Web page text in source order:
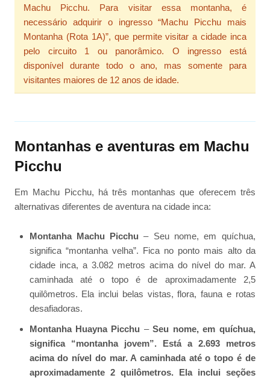
Machu Picchu. Para visitar essa montanha, é
necessário adquirir o ingresso “Machu Picchu mais
Montanha (Rota 1A)”, que permite visitar a cidade inca
pelo circuito 1 ou panorâmico. O ingresso está
disponível durante todo o ano, mas somente para
visitantes maiores de 12 anos de idade.
Montanhas e aventuras em Machu
Picchu
Em Machu Picchu, há três montanhas que oferecem três
alternativas diferentes de aventura na cidade inca:
Montanha Machu Picchu – Seu nome, em quíchua,
significa “montanha velha”. Fica no ponto mais alto da
cidade inca, a 3.082 metros acima do nível do mar. A
caminhada até o topo é de aproximadamente 2,5
quilômetros. Ela inclui belas vistas, flora, fauna e rotas
desafiadoras.
Montanha Huayna Picchu –Seu nome, em quíchua,
significa “montanha jovem”. Está a 2.693 metros
acima do nível do mar. A caminhada até o topo é de
aproximadamente 2 quilômetros. Ela inclui seções